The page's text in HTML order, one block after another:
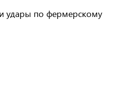
удары по фермерскому